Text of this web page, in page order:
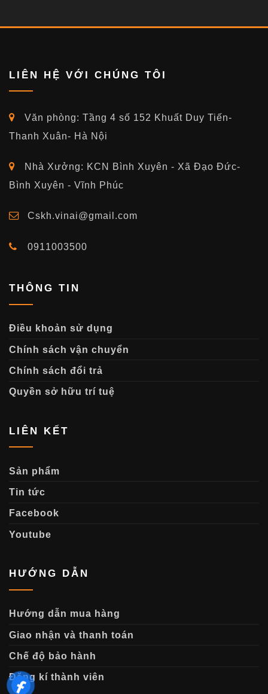
LIÊN HỆ VỚI CHÚNG TÔI
Văn phòng: Tầng 4 số 152 Khuất Duy Tiến-
Thanh Xuân- Hà Nội
Nhà Xưởng: KCN Bình Xuyên - Xã Đạo Đức-
Bình Xuyên - Vĩnh Phúc
Cskh.vinai@gmail.com
0911003500
THÔNG TIN
Điều khoản sử dụng
Chính sách vận chuyển
Chính sách đổi trả
Quyền sở hữu trí tuệ
LIÊN KẾT
Sản phẩm
Tin tức
Facebook
Youtube
HƯỚNG DẪN
Hướng dẫn mua hàng
Giao nhận và thanh toán
Chế độ bảo hành
Đăng kí thành viên